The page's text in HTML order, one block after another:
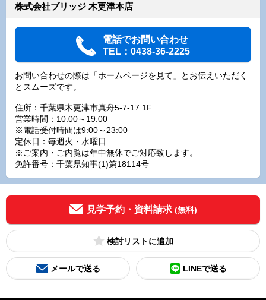
株式会社ブリッジ 木更津本店
電話でお問い合わせ
TEL：0438-36-2225
お問い合わせの際は「ホームページを見て」とお伝えいただく
とスムーズです。
住所：千葉県木更津市真舟5-7-17 1F
営業時間：10:00～19:00
※電話受付時間は9:00～23:00
定休日：毎週火・水曜日
※ご案内・ご内覧は年中無休でご対応致します。
免許番号：千葉県知事(1)第18114号
見学予約・資料請求 (無料)
検討リスト
メールで送る LINEで送る